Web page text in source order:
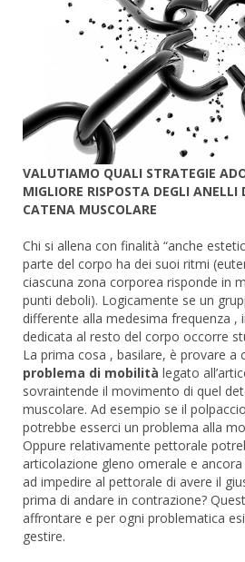
VALUTIAMO QUALI STRATEGIE
MIGLIORE RISPOSTA DEGLI ANELLI
CATENA MUSCOLARE
Chi si allena con finalità “anche
parte del corpo ha dei suoi ritmi
ciascuna zona corporea risponde in
punti deboli). Logicamente se un
differente alla medesima frequenza ,
dedicata al resto del corpo occorre
La prima cosa , basilare, è provare a
problema di mobilità legato
sovraintende il movimento di quel
muscolare. Ad esempio se il
potrebbe esserci un problema alla
Oppure relativamente pettorale
articolazione gleno omerale e
ad impedire al pettorale di avere il
prima di andare in contrazione?
affrontare e per ogni problematica
gestire.